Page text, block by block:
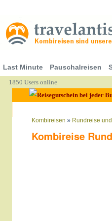
Last Minute Pauschalreisen
1850 Users online
Kombireisen » Rundreise
Kombireise